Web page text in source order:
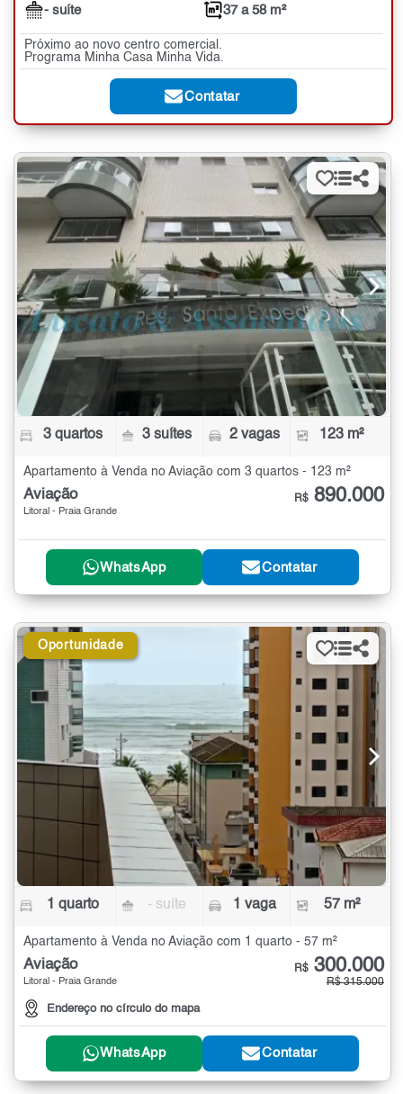
- suíte 37 a 58 m²
Próximo ao novo centro comercial.
Programa Minha Casa Minha Vida.
Contatar
3 quartos 3 suítes 2 vagas 123 m²
Apartamento à Venda no Aviação com 3 quartos - 123 m²
Aviação
Litoral - Praia Grande
R$ 890.000
WhatsApp Contatar
Oportunidade
1 quarto - suíte 1 vaga 57 m²
Apartamento à Venda no Aviação com 1 quarto - 57 m²
Aviação
Litoral - Praia Grande
Endereço no círculo do mapa
R$ 300.000
R$ 315.000
WhatsApp Contatar